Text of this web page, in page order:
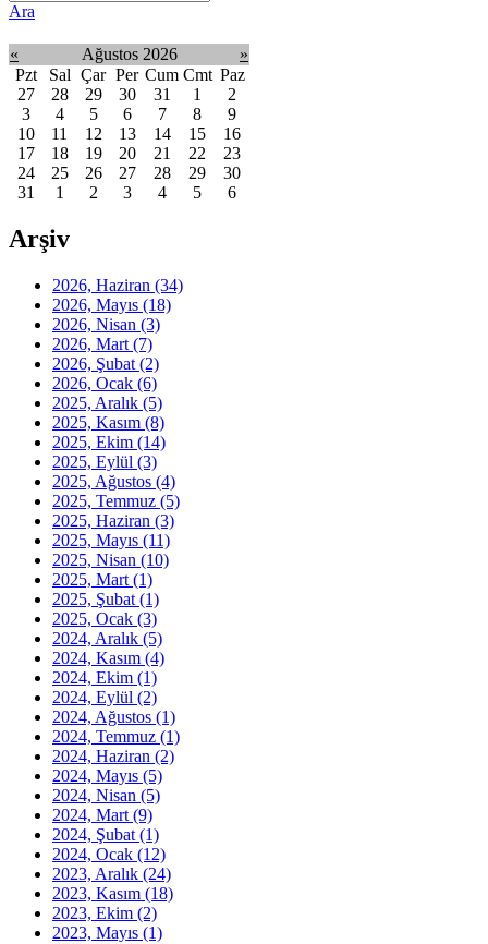
Ara
« Ağustos 2026
»
Pzt
Sal Çar Per Cum Cmt Paz
27
28 29 30 31 1
2
3
4 5 6 7 8
9
10
11 12 13 14 15
16
17
18 19 20 21 22
23
24
25 26 27 28 29
30
31
1 2 3 4 5 6
Arşiv
2026, Haziran (34)
2026, Mayıs (18)
2026, Nisan (3)
2026, Mart (7)
2026, Şubat (2)
2026, Ocak (6)
2025, Aralık (5)
2025, Kasım (8)
2025, Ekim (14)
2025, Eylül (3)
2025, Ağustos (4)
2025, Temmuz (5)
2025, Haziran (3)
2025, Mayıs (11)
2025, Nisan (10)
2025, Mart (1)
2025, Şubat (1)
2025, Ocak (3)
2024, Aralık (5)
2024, Kasım (4)
2024, Ekim (1)
2024, Eylül (2)
2024, Ağustos (1)
2024, Temmuz (1)
2024, Haziran (2)
2024, Mayıs (5)
2024, Nisan (5)
2024, Mart (9)
2024, Şubat (1)
2024, Ocak (12)
2023, Aralık (24)
2023, Kasım (18)
2023, Ekim (2)
2023, Mayıs (1)